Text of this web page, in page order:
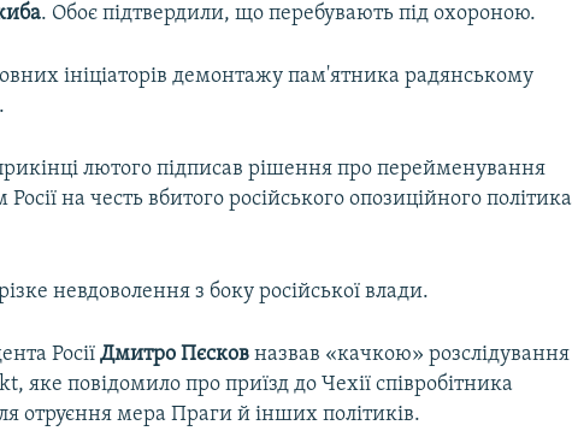
. Обоє підтвердили, що перебувають під охороною.
ініціаторів демонтажу пам'ятника радянському
лютого підписав рішення про перейменування
на честь вбитого російського опозиційного політика
невдоволення з боку російської влади.
РосіїДмитро Пєсков назвав «качкою» розслідування
яке повідомило про приїзд до Чехії співробітника
отруєння мера Праги й інших політиків.